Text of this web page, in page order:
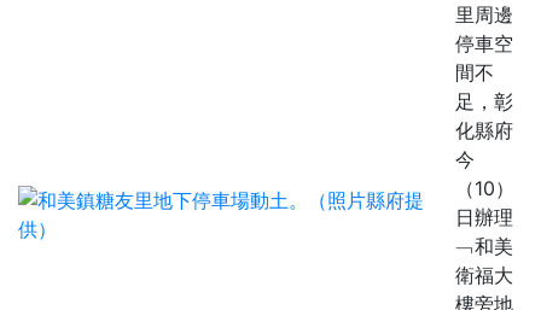
里周邊
停車空
間不
足，彰
化縣府
今
（10）
日辦理
﹁和美
衛福大
樓旁地